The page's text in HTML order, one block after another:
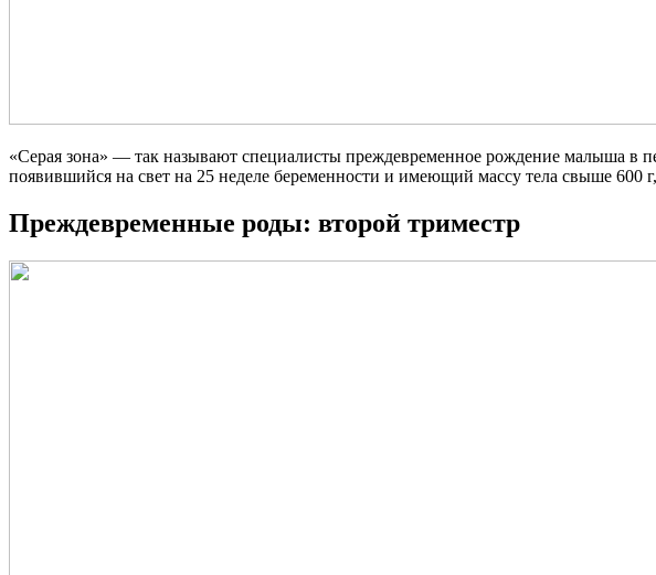
«Серая зона» — так называют специалисты преждевременное рождение малыша в
появившийся на свет на 25 неделе беременности и имеющий массу тела свыше 600
Преждевременные роды: второй триместр